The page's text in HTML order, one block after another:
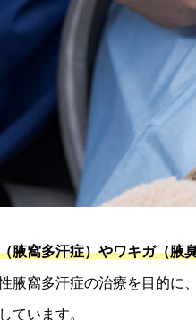
腋窩多汗症）やワキガ（腋
腋窩多汗症の治療を目的に
ています。